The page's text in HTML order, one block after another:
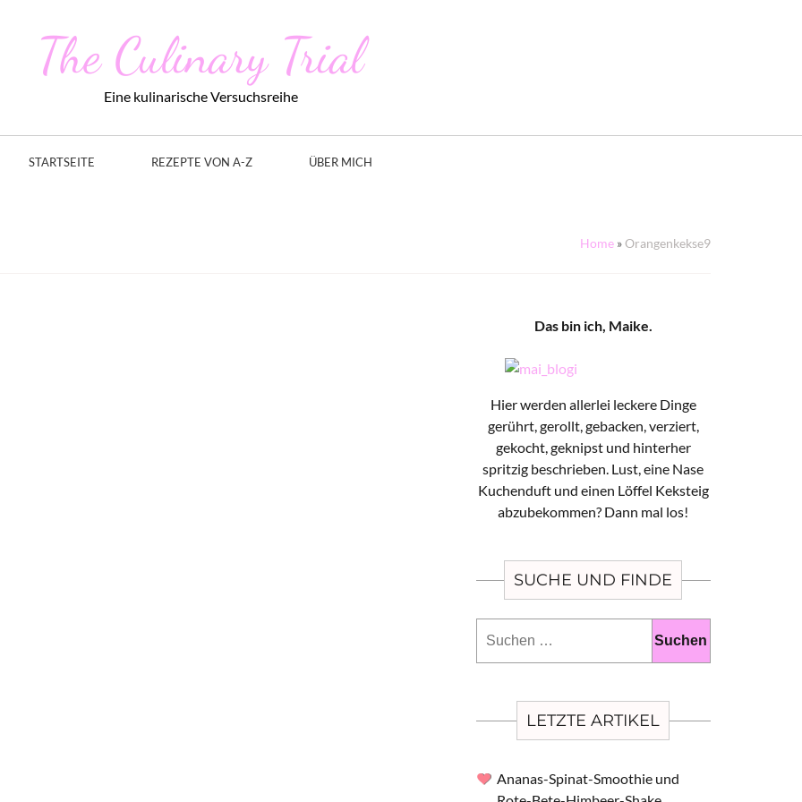
The Culinary Trial
Eine kulinarische Versuchsreihe
STARTSEITE REZEPTE VON A-Z ÜBER MICH
Home »Orangenkekse9
Das bin ich, Maike.
Hier werden allerlei leckere Dinge
gerührt, gerollt, gebacken, verziert,
gekocht, geknipst und hinterher
spritzig beschrieben. Lust, eine Nase
Kuchenduft und einen Löffel Keksteig
abzubekommen? Dann mal los!
SUCHE UND FINDE
nach:
LETZTE ARTIKEL
Ananas-Spinat-Smoothie und